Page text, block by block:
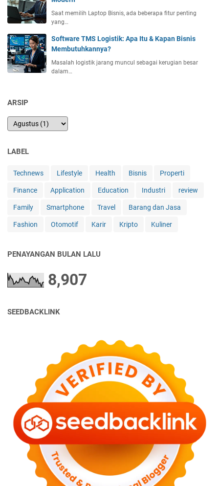
a
,
K
e
Saat memilih Laptop Bisnis, ada beberapa fitur penting
yang…
Software TMS Logistik: Apa Itu & Kapan Bisnis
Membutuhkannya?
Masalah logistik jarang muncul sebagai kerugian besar
dalam…
ARSIP
LABEL
Technews Lifestyle Health Bisnis Properti
Finance Application Education Industri review
Family Smartphone Travel Barang dan Jasa
Fashion Otomotif Karir Kripto Kuliner
PENAYANGAN BULAN LALU
8,907
SEEDBACKLINK